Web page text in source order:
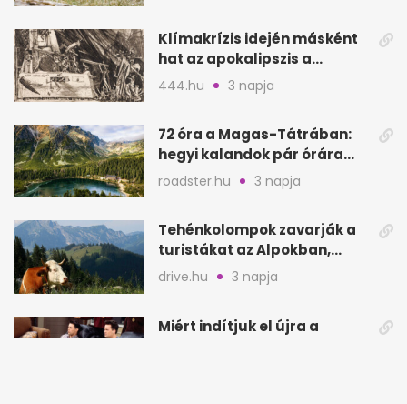
Klímakrízis idején másként
hat az apokalipszis a
Szépművészetiben
444.hu 3 napja
72 óra a Magas-Tátrában:
hegyi kalandok pár órára
Magyarországtól
roadster.hu 3 napja
Tehénkolompok zavarják a
turistákat az Alpokban,
Serinában is panasz van
drive.hu 3 napja
Miért indítjuk el újra a